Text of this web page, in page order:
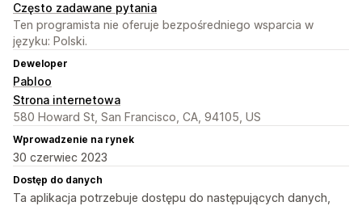
Często zadawane pytania
Ten programista nie oferuje bezpośredniego wsparcia w
języku: Polski.
Deweloper
Pabloo
Strona internetowa
580 Howard St, San Francisco, CA, 94105, US
Wprowadzenie na rynek
30 czerwiec 2023
Dostęp do danych
Ta aplikacja potrzebuje dostępu do następujących danych,